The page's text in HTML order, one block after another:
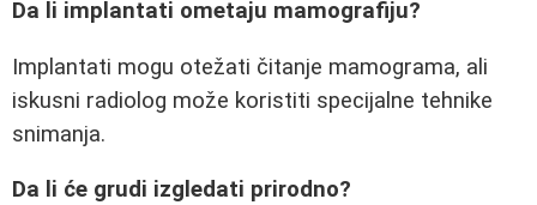
Da li implantati ometaju mamografiju?
Implantati mogu otežati čitanje mamograma, ali
iskusni radiolog može koristiti specijalne tehnike
snimanja.
Da li će grudi izgledati prirodno?